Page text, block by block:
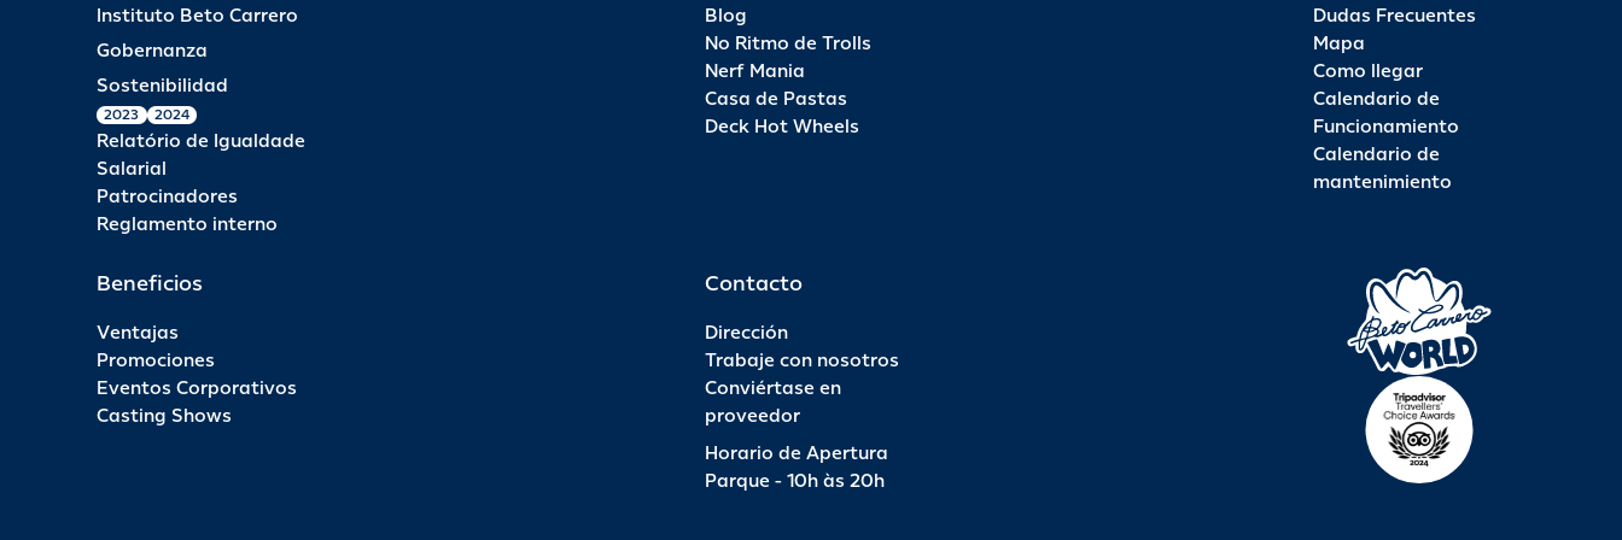
Instituto Beto Carrero
Gobernanza
Sostenibilidad
2023 2024
Relatório de Igualdade
Salarial
Patrocinadores
Reglamento interno
Blog
No Ritmo de Trolls
Nerf Mania
Casa de Pastas
Deck Hot Wheels
Dudas Frecuentes
Mapa
Como llegar
Calendario de
Funcionamiento
Calendario de
mantenimiento
Beneficios
Ventajas
Promociones
Eventos Corporativos
Casting Shows
Contacto
Dirección
Trabaje con nosotros
Conviértase en
proveedor
Horario de Apertura
Parque - 10h às 20h